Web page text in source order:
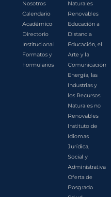
Nosotros
Calendario
Académico
Directorio
Institucional
Formatos y
Formularios
Naturales
Renovables
Educación a
Distancia
Educación, el
Arte y la
Comunicación
Energía, las
Industrias y
los Recursos
Naturales no
Renovables
Instituto de
Idiomas
Jurídica,
Social y
Administrativa
Oferta de
Posgrado